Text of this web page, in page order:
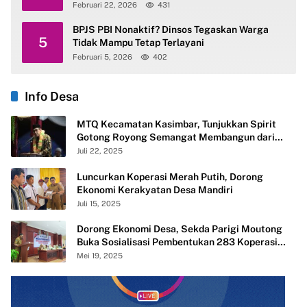
Februari 22, 2026 431
5
BPJS PBI Nonaktif? Dinsos Tegaskan Warga
Tidak Mampu Tetap Terlayani
Februari 5, 2026 402
Info Desa
MTQ Kecamatan Kasimbar, Tunjukkan Spirit
Gotong Royong Semangat Membangun dari
Desa
Juli 22, 2025
Luncurkan Koperasi Merah Putih, Dorong
Ekonomi Kerakyatan Desa Mandiri
Juli 15, 2025
Dorong Ekonomi Desa, Sekda Parigi Moutong
Buka Sosialisasi Pembentukan 283 Koperasi
Merah Putih
Mei 19, 2025